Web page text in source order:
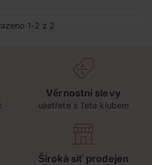
1-2 z 2
Věrnostní slevy
ušetřete s Teta klubem
Široká síť prodejen